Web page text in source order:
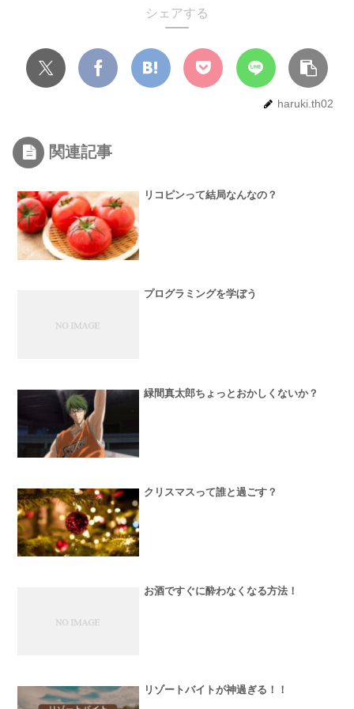
シェアする
haruki.th02
関連記事
リコピンって結局なんなの？
プログラミングを学ぼう
緑間真太郎ちょっとおかしくないか？
クリスマスって誰と過ごす？
お酒ですぐに酔わなくなる方法！
リゾートバイトが神過ぎる！！